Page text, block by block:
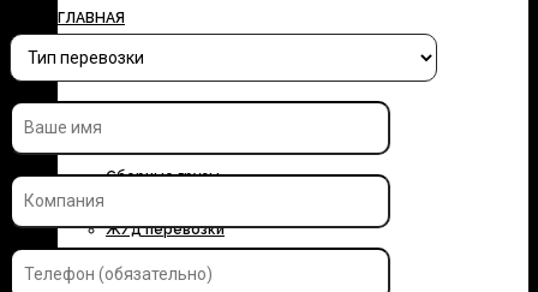
ГЛАВНАЯ
О КОМПАНИИ
УСЛУГИ
Сборные грузы
Ж/д перевозки
Контейнерные перевозки